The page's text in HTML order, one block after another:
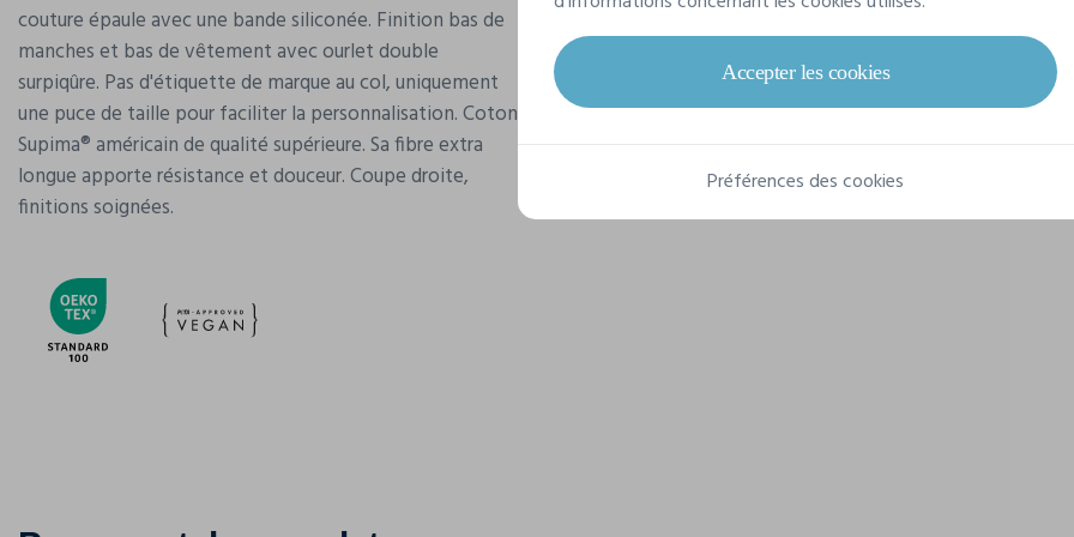
couture épaule avec une bande siliconée. Finition bas de
manches et bas de vêtement avec ourlet double
surpiqûre. Pas d'étiquette de marque au col, uniquement
une puce de taille pour faciliter la personnalisation. Coton
Supima® américain de qualité supérieure. Sa fibre extra
longue apporte résistance et douceur. Coupe droite,
finitions soignées.
Grammage
Composition
100% Coton
Accepter les cookies
Préférences des cookies